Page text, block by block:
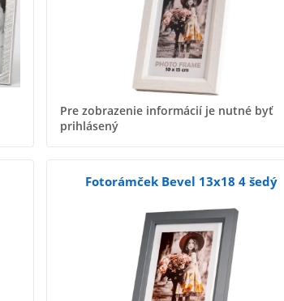
Pre zobrazenie informácií je nutné byť
prihlásený
Fotorámček Bevel 13x18 4 šedý